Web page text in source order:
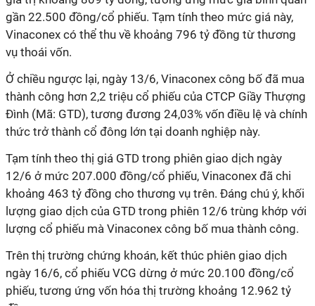
gần 22.500 đồng/cổ phiếu. Tạm tính theo mức giá này,
Vinaconex có thể thu về khoảng 796 tỷ đồng từ thương
vụ thoái vốn.
Ở chiều ngược lại, ngày 13/6, Vinaconex công bố đã mua
thành công hơn 2,2 triệu cổ phiếu của CTCP Giầy Thượng
Đình (Mã: GTD), tương đương 24,03% vốn điều lệ và chính
thức trở thành cổ đông lớn tại doanh nghiệp này.
Tạm tính theo thị giá GTD trong phiên giao dịch ngày
12/6 ở mức 207.000 đồng/cổ phiếu, Vinaconex đã chi
khoảng 463 tỷ đồng cho thương vụ trên. Đáng chú ý, khối
lượng giao dịch của GTD trong phiên 12/6 trùng khớp với
lượng cổ phiếu mà Vinaconex công bố mua thành công.
Trên thị trường chứng khoán, kết thúc phiên giao dịch
ngày 16/6, cổ phiếu VCG dừng ở mức 20.100 đồng/cổ
phiếu, tương ứng vốn hóa thị trường khoảng 12.962 tỷ